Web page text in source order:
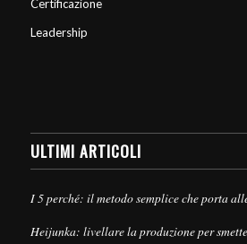
Certificazione
Leadership
ULTIMI ARTICOLI
I 5 perché: il metodo semplice che porta
Heijunka: livellare la produzione per